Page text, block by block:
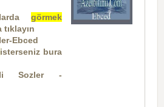
görmek
Ebced
isterseniz bura
Sozler -